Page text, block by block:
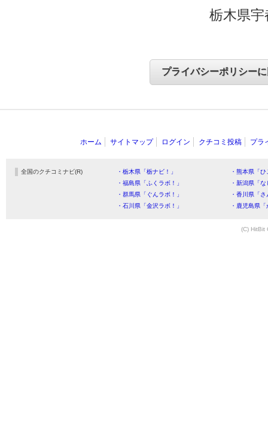
栃木県
ホーム サイトマップ ログイン クチコミ投稿 プラ
全国のクチコミナビ(R) ・栃木県「栃ナビ！」
・熊本県「
・福島県「ふくラボ！」
・新潟県「
・群馬県「ぐんラボ！」
・香川県「
・石川県「金沢ラボ！」
・鹿児島県
(C) HitBit